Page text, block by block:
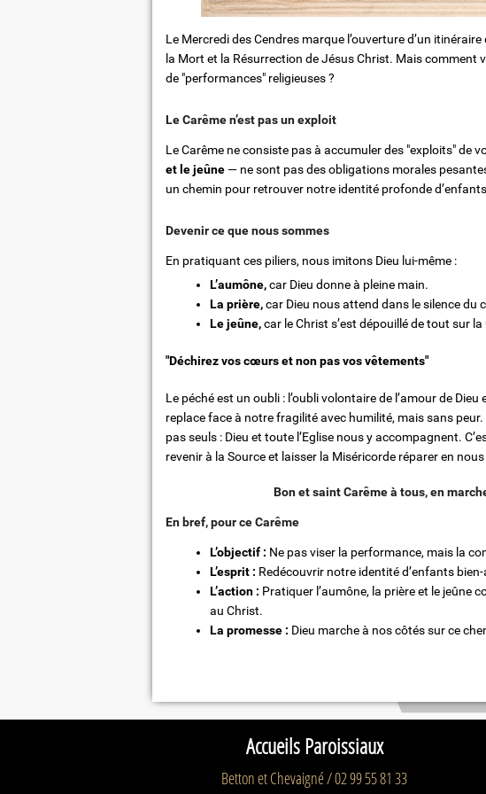
Le Mercredi des Cendres marque l’ouverture d’un
la Mort et la Résurrection de Jésus Christ. Mais comment
de "performances" religieuses ?
Le Carême n’est pas un exploit
Le Carême ne consiste pas à accumuler des "exploits" de
et le jeûne — ne sont pas des obligations morales
un chemin pour retrouver notre identité profonde
Devenir ce que nous sommes
En pratiquant ces piliers, nous imitons Dieu lui-même :
L’aumône,car Dieu donne à pleine main.
La prière,car Dieu nous attend dans le silence du
Le jeûne,car le Christ s’est dépouillé de tout sur
"Déchirez vos cœurs et non pas vos vêtements"
Le péché est un oubli : l’oubli volontaire de l’amour de
replace face à notre fragilité avec humilité, mais sans
pas seuls : Dieu et toute l’Eglise nous y accompagnent.
revenir à la Source et laisser la Miséricorde réparer en
Bon et saint Carême à tous, en
En bref, pour ce Carême
L’objectif : Ne pas viser la performance, mais la
L’esprit : Redécouvrir notre identité d’enfants
L’action : Pratiquer l’aumône, la prière et le jeûne
au Christ.
La promesse : Dieu marche à nos côtés sur ce
Accueils Paroissiaux
Betton et Chevaigné / 02 99 55 81 33